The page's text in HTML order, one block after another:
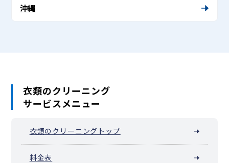
沖縄
衣類のクリーニング
サービスメニュー
衣類のクリーニングトップ
料金表